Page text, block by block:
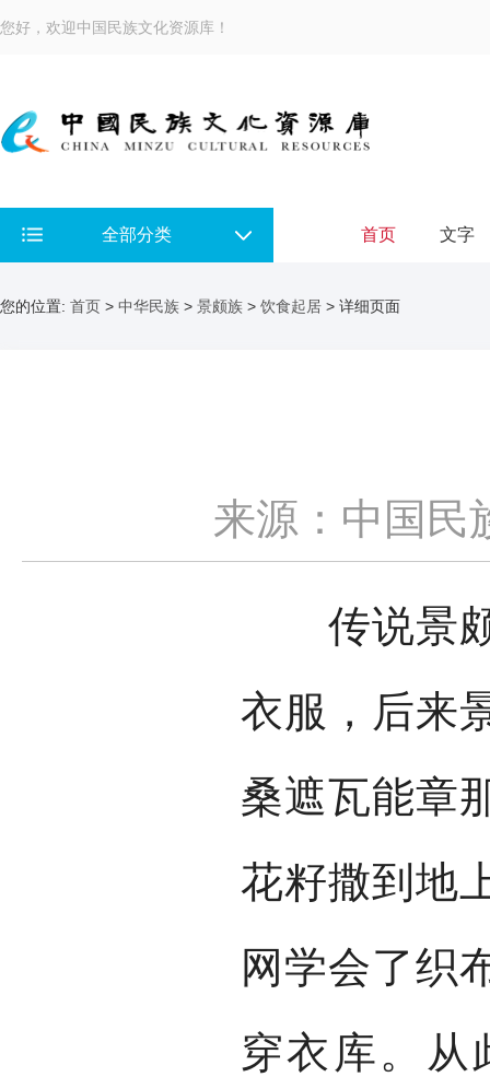
您好，欢迎中国民族文化资源库！
全部分类 首页 文字
您的位置: 首页 > 中华民族 > 景颇族 > 饮食起居 > 详细页面
来源：中国民
传说景颇
衣服，后来
桑遮瓦能章
花籽撒到地
网学会了织
穿衣库。从